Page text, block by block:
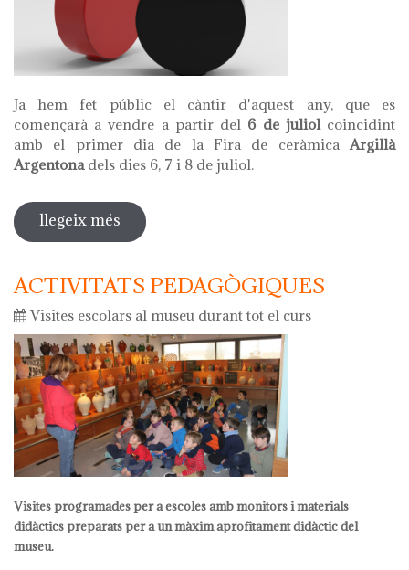
Ja hem fet públic el càntir d'aquest any, que es
començarà a vendre a partir del 6 de juliolcoincidint
amb el primer dia de la Fira de ceràmica Argillà
Argentonadels dies 6, 7 i 8 de juliol.
llegeix més sobre el càntir del 2018
ACTIVITATS PEDAGÒGIQUES
Visites escolars al museu durant tot el curs
Visites programades per a escoles amb monitors i materials
didàctics preparats per a un màxim aprofitament didàctic del
museu.